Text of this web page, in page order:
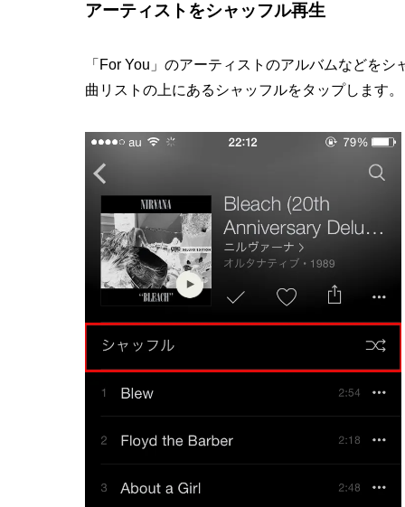
アーティストをシャッフル再生
「For You」のアーティストのアルバムなどをシ
曲リストの上にあるシャッフルをタップします。